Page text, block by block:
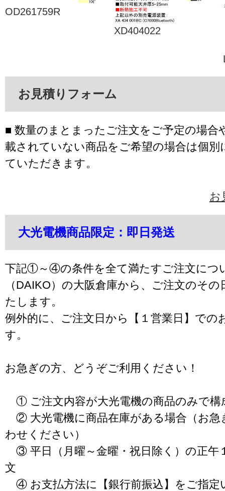
OD261759R
XD404022
お見積りフォーム
■ 数量のまとまったご注文をご予定の場合
載されていない商品をご希望の場合は個別
ていただきます。
お
大光電機商品限定：即日発送
下記①～④の条件を全て満たすご注文につ
（DAIKO）の大阪倉庫から、ご注文のそ
たします。
例外的に、ご注文日から【１営業日】での
す。
お急ぎの方、どうぞご利用ください！
① ご注文内容が大光電機の商品のみで構
② 大光電機に商品在庫がある場合（お急
わせください）
③ 平日（月曜～金曜・祝日除く）の正午
文
④ お支払方法に【銀行前振込】をご指定